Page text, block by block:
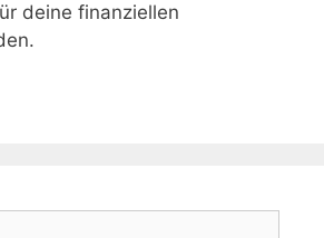
deine finanziellen